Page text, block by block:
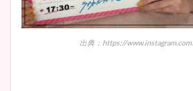
出典：https://